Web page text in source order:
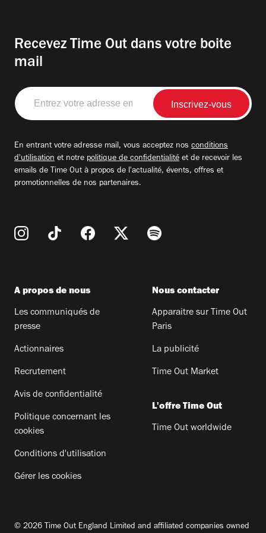
Recevez Time Out dans votre boite
mail
Entrez
votre
adresse
En entrant votre adresse mail, vous acceptez nos conditions
d'utilisation et notre politique de confidentialité et de recevoir les
emails de Time Out à propos de l'actualité, évents, offres et
promotionnelles de nos partenaires.
A propos de nous
Les communiqués de
presse
Actionnaires
Recrutement
Avis de confidentialité
Politique concernant les
cookies
Conditions d'utilisation
Gérer les cookies
Nous contacter
Apparaitre sur Time Out
Paris
La publicité
Time Out Market
L'offre Time Out
Time Out worldwide
© 2026 Time Out England Limited and affiliated companies owned